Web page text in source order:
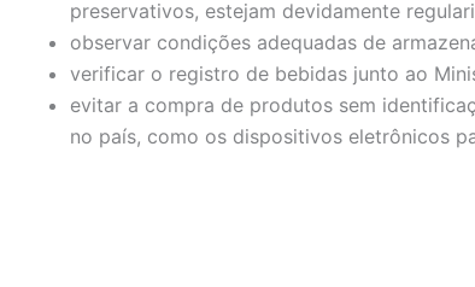
preservativos, estejam devidamente
observar condições adequadas de
verificar o registro de bebidas junto ao
evitar a compra de produtos sem
no país, como os dispositivos eletrônicos